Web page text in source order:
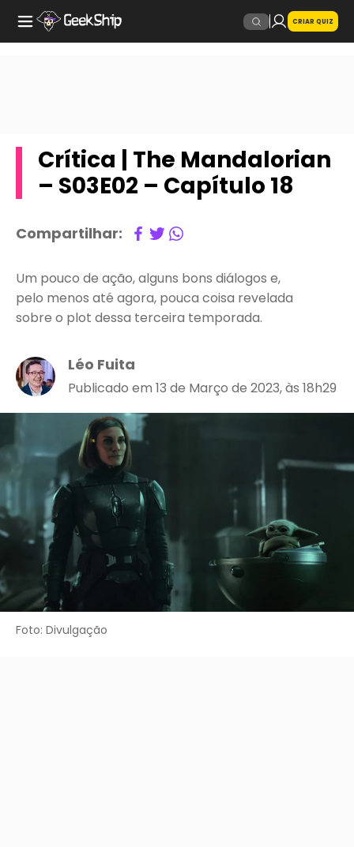
CRIAR QUIZ
Crítica | The Mandalorian
– S03E02 – Capítulo 18
Compartilhar:
Um pouco de ação, alguns bons diálogos e,
pelo menos até agora, pouca coisa revelada
sobre o plot dessa terceira temporada.
Léo Fuita
Publicado em 13 de Março de 2023, às 18h29
Foto: Divulgação